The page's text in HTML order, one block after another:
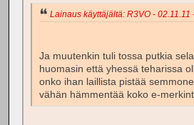
Lainaus käyttäjältä: R3VO - 02.11.11
Ja muutenkin tuli tossa putkia
huomasin että yhessä teharissa
onko ihan laillista pistää
vähän hämmentää koko e-